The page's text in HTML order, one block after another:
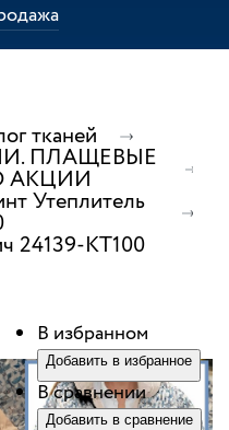
тканей
ПЛАЩЕВЫЕ
АКЦИИ
Утеплитель
24139-КТ100
В избранном
Добавить в избранное
В сравнении
Добавить в сравнение